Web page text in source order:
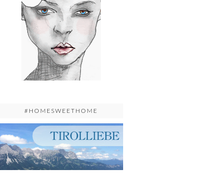
#HOMESWEETHOME